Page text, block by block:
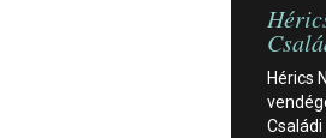
Hérics